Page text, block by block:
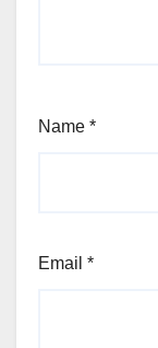
Name *
Email *